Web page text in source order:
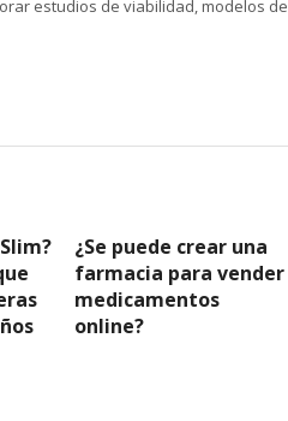
estudios de viabilidad, modelos de
¿Se puede crear una
farmacia para vender
medicamentos
online?